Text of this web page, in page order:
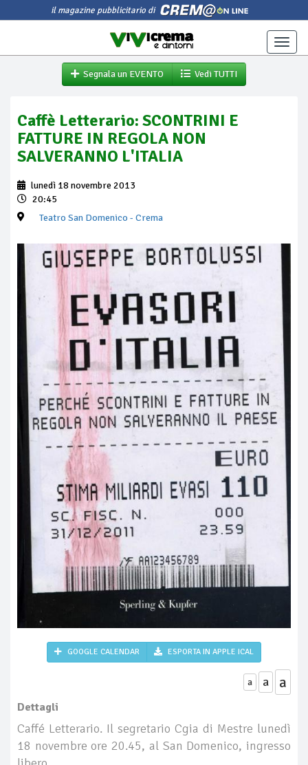
il magazine pubblicitario di
Toggle
Segnala un EVENTO
Vedi TUTTI
Caffè Letterario: SCONTRINI E
FATTURE IN REGOLA NON
SALVERANNO L'ITALIA
lunedì 18 novembre 2013
20:45
Teatro San Domenico - Crema
GOOGLE CALENDAR ESPORTA IN APPLE ICAL
a a a
Dettagli
Caffé Letterario. Il segretario Cgia di Mestre lunedì
18 novembre ore 20.45, al San Domenico, ingresso